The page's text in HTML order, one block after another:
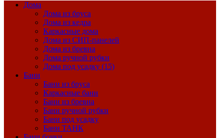
Дома
Дома из бруса
Дома из кедра
Каркасные дома
Дома из СИП-панелей
Дома из бревна
Дома ручной рубки
Дома под усадку (15)
Бани
Бани из бруса
Каркасные бани
Бани из бревна
Бани ручной рубки
Бани под усадку
Бани ТАНК